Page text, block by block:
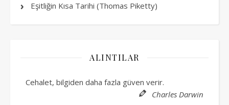
Eşitliğin Kısa Tarihi (Thomas Piketty)
ALINTILAR
Cehalet, bilgiden daha fazla güven verir.
Charles Darwin